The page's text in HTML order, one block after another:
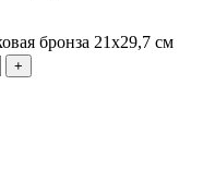
бронза 21x29,7 см